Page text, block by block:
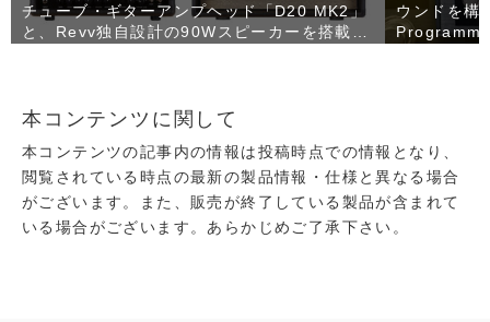
チューブ・ギターアンプヘッド「D20 MK2」
と、Revv独自設計の90Wスピーカーを搭載し
ウンドを構
本コンテンツに関して
本コンテンツの記事内の情報は投稿時点での情報となり、
閲覧されている時点の最新の製品情報・仕様と異なる場合
がございます。また、販売が終了している製品が含まれて
いる場合がございます。あらかじめご了承下さい。